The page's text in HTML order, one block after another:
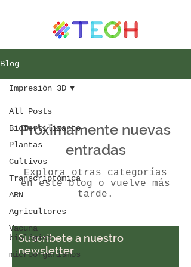
Blog
All Posts
Biofertilizante
Plantas
Cultivos
Transcriptómica
ARN
Agricultores
Vacuna
biológica
microorganismos
Impresión 3D
Próximamente nuevas
entradas
Explora otras categorías
en este blog o vuelve más
tarde.
Suscríbete a nuestro
newsletter